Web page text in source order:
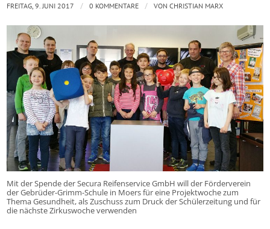
Mit der Spende der Secura Reifenservice GmbH will der Förderverein
der Gebrüder-Grimm-Schule in Moers für eine Projektwoche zum
Thema Gesundheit, als Zuschuss zum Druck der Schülerzeitung und für
die nächste Zirkuswoche verwenden
FREITAG, 9. JUNI 2017 / 0 KOMMENTARE / VONCHRISTIAN MARX